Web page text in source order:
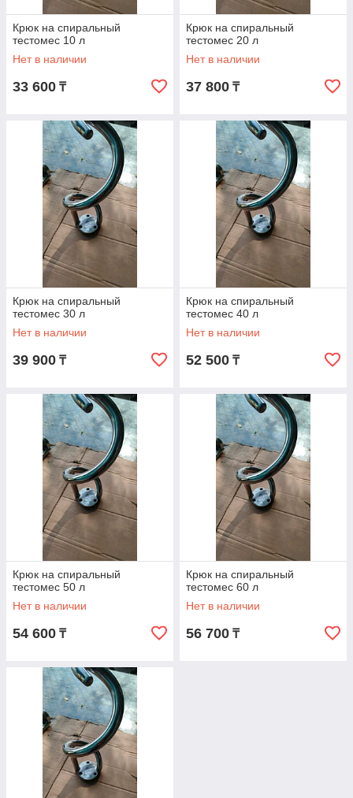
Крюк на спиральный
тестомес 10 л
Нет в наличии
33 600 ₸
Крюк на спиральный
тестомес 20 л
Нет в наличии
37 800 ₸
Крюк на спиральный
тестомес 30 л
Нет в наличии
39 900 ₸
Крюк на спиральный
тестомес 40 л
Нет в наличии
52 500 ₸
Крюк на спиральный
тестомес 50 л
Нет в наличии
54 600 ₸
Крюк на спиральный
тестомес 60 л
Нет в наличии
56 700 ₸